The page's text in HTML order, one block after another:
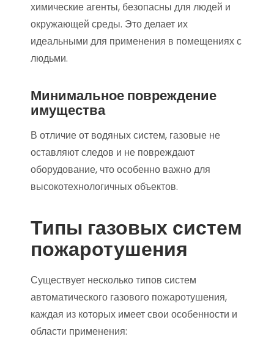
химические агенты, безопасны для людей и
окружающей среды. Это делает их
идеальными для применения в помещениях с
людьми.
Минимальное повреждение
имущества
В отличие от водяных систем, газовые не
оставляют следов и не повреждают
оборудование, что особенно важно для
высокотехнологичных объектов.
Типы газовых систем
пожаротушения
Существует несколько типов систем
автоматического газового пожаротушения,
каждая из которых имеет свои особенности и
области применения: